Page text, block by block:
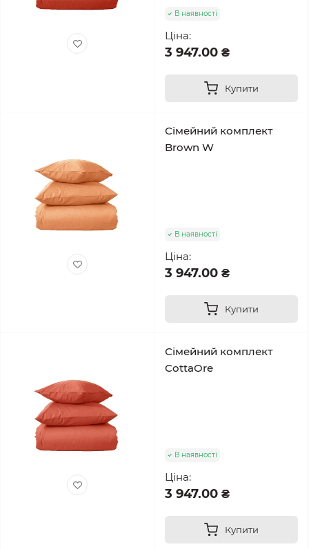
В наявності
Ціна:
3 947.00 ₴
Купити
Сімейний комплект
Brown W
В наявності
Ціна:
3 947.00 ₴
Купити
Сімейний комплект
CottaOre
В наявності
Ціна:
3 947.00 ₴
Купити